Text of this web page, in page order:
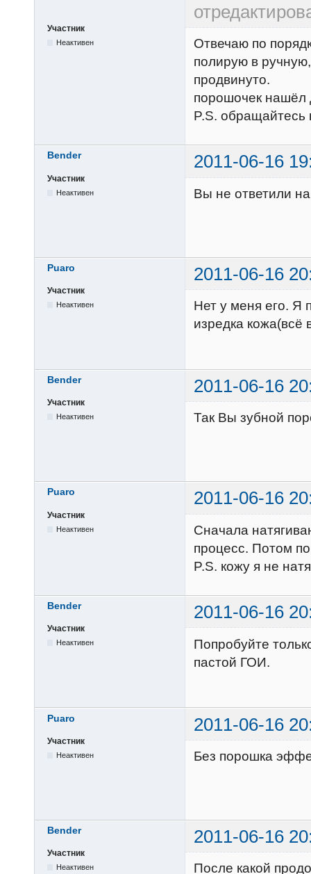
Участник
Неактивен
Отвечаю по
полирую в
продвинуто.
порошочек нашёл
P.S. обращайтесь
Bender 2011-06-16
Участник
Неактивен Вы не ответили
Puaro 2011-06-16
Участник
Неактивен
Нет у меня его. Я
изредка кожа(всё
Bender 2011-06-16
Участник
Неактивен Так Вы зубной
Puaro 2011-06-16
Участник
Неактивен
Сначала
процесс. Потом
P.S. кожу я не
Bender 2011-06-16
Участник
Неактивен
Попробуйте
пастой ГОИ.
Puaro 2011-06-16
Участник
Неактивен Без порошка
Bender 2011-06-16
Участник
Неактивен После какой